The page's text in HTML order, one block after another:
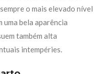
o mais elevado nível
uma bela aparência
também alta
intempéries.